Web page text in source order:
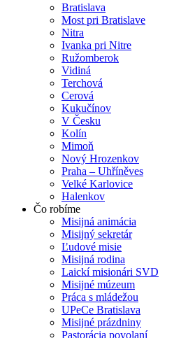
Bratislava
Most pri Bratislave
Nitra
Ivanka pri Nitre
Ružomberok
Vidiná
Terchová
Cerová
Kukučínov
V Česku
Kolín
Mimoň
Nový Hrozenkov
Praha – Uhříněves
Velké Karlovice
Halenkov
Čo robíme
Misijná animácia
Misijný sekretár
Ľudové misie
Misijná rodina
Laickí misionári SVD
Misijné múzeum
Práca s mládežou
UPeCe Bratislava
Misijné prázdniny
Pastorácia povolaní